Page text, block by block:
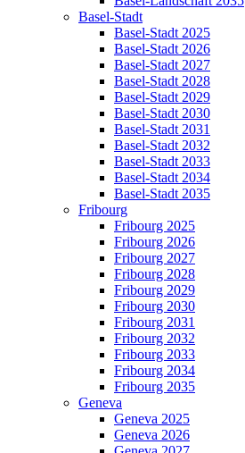
Basel-Stadt
Basel-Stadt 2025
Basel-Stadt 2026
Basel-Stadt 2027
Basel-Stadt 2028
Basel-Stadt 2029
Basel-Stadt 2030
Basel-Stadt 2031
Basel-Stadt 2032
Basel-Stadt 2033
Basel-Stadt 2034
Basel-Stadt 2035
Fribourg
Fribourg 2025
Fribourg 2026
Fribourg 2027
Fribourg 2028
Fribourg 2029
Fribourg 2030
Fribourg 2031
Fribourg 2032
Fribourg 2033
Fribourg 2034
Fribourg 2035
Geneva
Geneva 2025
Geneva 2026